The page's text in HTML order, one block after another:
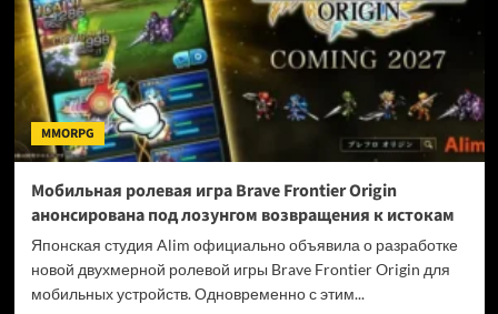
Xbox
разработчики
Sea
of
Thieves
под
ударом
MMORPG
Мобильная ролевая игра Brave Frontier Origin
анонсирована под лозунгом возвращения к истокам
Японская студия Alim официально объявила о разработке
новой двухмерной ролевой игры Brave Frontier Origin для
мобильных устройств. Одновременно с этим...